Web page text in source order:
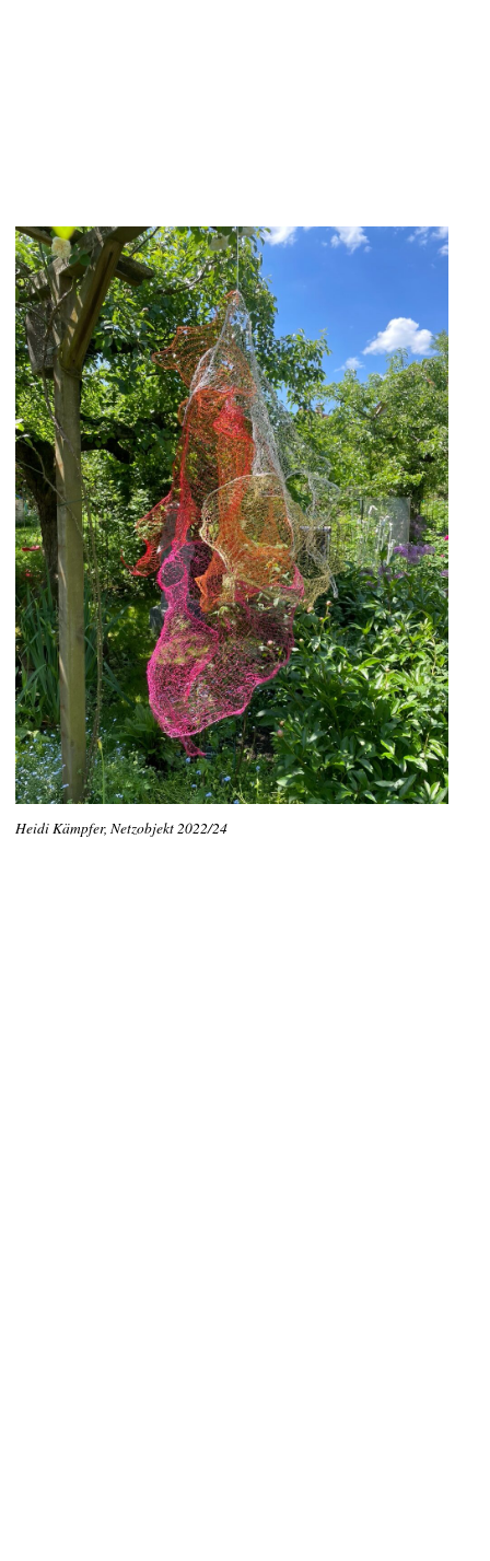
Heidi Kämpfer, Netzobjekt 2022/24